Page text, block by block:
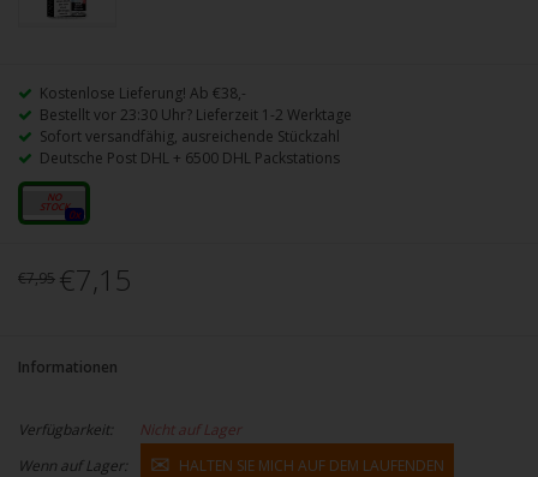
Kostenlose Lieferung! Ab €38,-
Bestellt vor 23:30 Uhr? Lieferzeit 1-2 Werktage
Sofort versandfähig, ausreichende Stückzahl
Deutsche Post DHL + 6500 DHL Packstations
20mg
0x
€7,95 €7,15
Informationen
Verfügbarkeit:
Nicht auf Lager
Wenn auf Lager:
HALTEN SIE MICH AUF DEM LAUFENDEN